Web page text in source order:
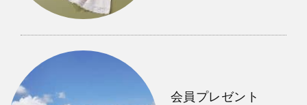
会員プレゼント